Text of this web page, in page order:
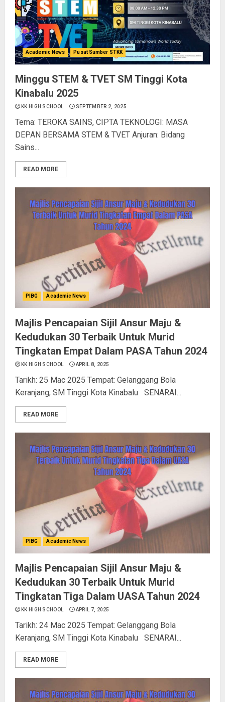
Academic News Pusat Sumber STKK
Minggu STEM & TVET SM Tinggi Kota
Kinabalu 2025
KK HIGH SCHOOL SEPTEMBER 2, 2025
Tema: TEROKA SAINS, CIPTA TEKNOLOGI: MASA
DEPAN BERSAMA STEM & TVET Anjuran: Bidang
Sains...
READ MORE
PIBG Academic News
Majlis Pencapaian Sijil Ansur Maju &
Kedudukan 30 Terbaik Untuk Murid
Tingkatan Empat Dalam PASA Tahun 2024
KK HIGH SCHOOL APRIL 8, 2025
Tarikh: 25 Mac 2025 Tempat: Gelanggang Bola
Keranjang, SM Tinggi Kota Kinabalu SENARAI...
READ MORE
PIBG Academic News
Majlis Pencapaian Sijil Ansur Maju &
Kedudukan 30 Terbaik Untuk Murid
Tingkatan Tiga Dalam UASA Tahun 2024
KK HIGH SCHOOL APRIL 7, 2025
Tarikh: 24 Mac 2025 Tempat: Gelanggang Bola
Keranjang, SM Tinggi Kota Kinabalu SENARAI...
READ MORE